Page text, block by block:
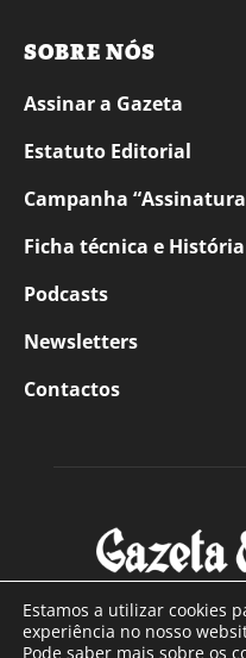
SOBRE NÓS
Assinar a Gazeta
Estatuto Editorial
Campanha
Ficha técnica e História
Podcasts
Newsletters
Contactos
Estamos a utilizar cookies
experiência no nosso
Pode saber mais sobre os